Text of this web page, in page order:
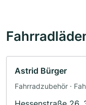
Astrid Bürger
Fahrradzubehör ·